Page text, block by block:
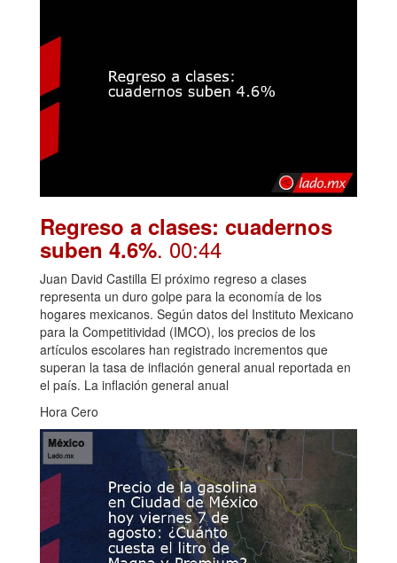
Regreso a clases: cuadernos
suben 4.6%. 00:44
Juan David Castilla El próximo regreso a clases
representa un duro golpe para la economía de los
hogares mexicanos. Según datos del Instituto Mexicano
para la Competitividad (IMCO), los precios de los
artículos escolares han registrado incrementos que
superan la tasa de inflación general anual reportada en
el país. La inflación general anual
Hora Cero